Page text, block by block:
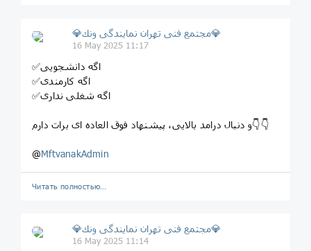
💎مجتمع فنى تهران نمايندگى ونك💎
16 May 2025 11:17
✅اگه دانشجویی
✅اگه کارمندی
✅اگه شغلی نداری
و دنبال درامد بالایی، پیشنهاد فوق العاده ای برات دارم👇👇
@MftvanakAdmin
Читать полностью…
💎مجتمع فنى تهران نمايندگى ونك💎
16 May 2025 11:14